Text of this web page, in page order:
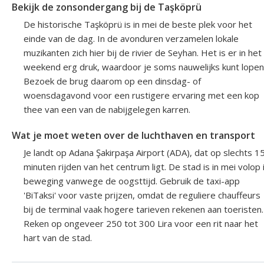
Bekijk de zonsondergang bij de Taşköprü
De historische Taşköprü is in mei de beste plek voor het
einde van de dag. In de avonduren verzamelen lokale
muzikanten zich hier bij de rivier de Seyhan. Het is er in het
weekend erg druk, waardoor je soms nauwelijks kunt
Bezoek de brug daarom op een dinsdag- of
woensdagavond voor een rustigere ervaring met een kop
thee van een van de nabijgelegen karren.
Wat je moet weten over de luchthaven en transport
Je landt op Adana Şakirpaşa Airport (ADA), dat op slechts
minuten rijden van het centrum ligt. De stad is in mei volop
beweging vanwege de oogsttijd. Gebruik de taxi-app
'BiTaksi' voor vaste prijzen, omdat de reguliere chauffeurs
bij de terminal vaak hogere tarieven rekenen aan toeristen.
Reken op ongeveer 250 tot 300 Lira voor een rit naar het
hart van de stad.